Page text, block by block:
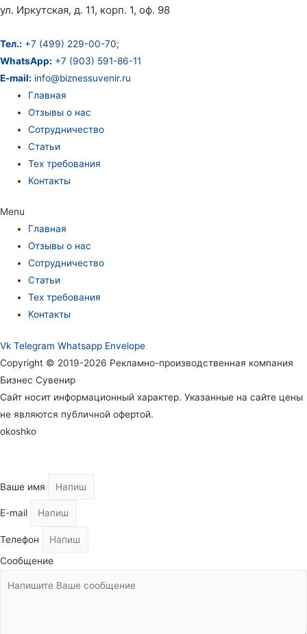
ул. Иркутская, д. 11, корп. 1, оф. 98
Тел.: +7 (499) 229-00-70;
WhatsApp: +7 (903) 591-86-11
E-mail: info@biznessuvenir.ru
Главная
Отзывы о нас
Сотрудничество
Статьи
Тех требования
Контакты
Menu
Главная
Отзывы о нас
Сотрудничество
Статьи
Тех требования
Контакты
Vk Telegram Whatsapp Envelope
Copyright © 2019-2026 Рекламно-производственная компания
Бизнес Сувенир
Сайт носит информационный характер. Указанные на сайте цены
не являются публичной офертой.
okoshko
Ваше имя
E-mail
Телефон
Сообщение